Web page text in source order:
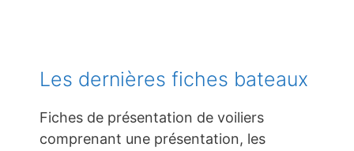
Les dernières fiches bateaux
Fiches de présentation de voiliers
comprenant une présentation, les